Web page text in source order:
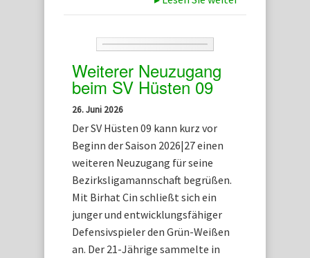
Weiterer Neuzugang
beim SV Hüsten 09
26. Juni 2026
Der SV Hüsten 09 kann kurz vor
Beginn der Saison 2026|27 einen
weiteren Neuzugang für seine
Bezirksligamannschaft begrüßen.
Mit Birhat Cin schließt sich ein
junger und entwicklungsfähiger
Defensivspieler den Grün-Weißen
an. Der 21-Jährige sammelte in